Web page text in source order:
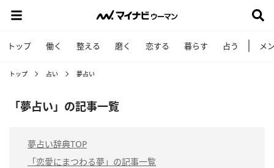
トップ 働く 整える 磨く 恋する 暮らす 占う メ
トップ 占い 夢占い
「夢占い」の記事一覧
夢占い辞典TOP
「恋愛にまつわる夢」の記事一覧